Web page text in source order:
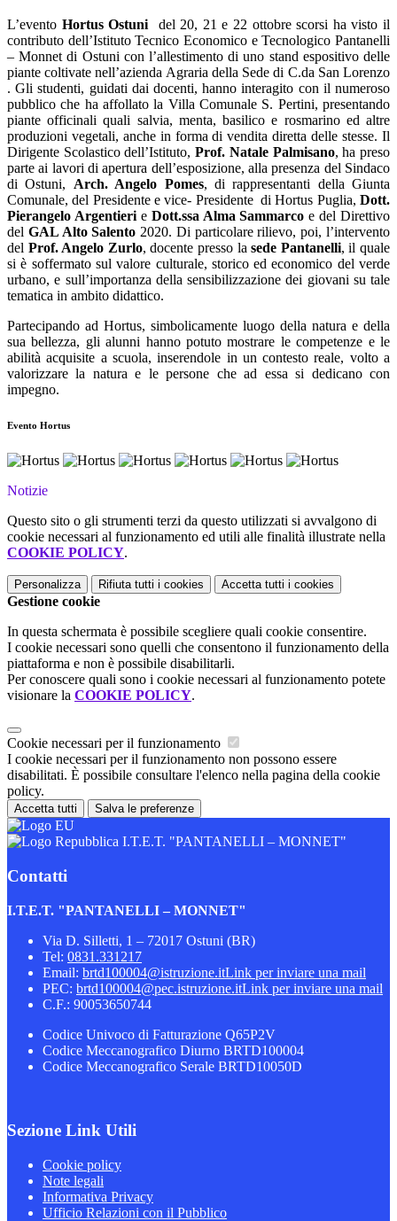
L’evento Hortus Ostuni
del 20, 21 e 22 ottobre scorsi ha visto il
contributo dell’Istituto Tecnico Economico e Tecnologico Pantanelli
– Monnet di Ostuni con l’allestimento di uno stand espositivo delle
piante coltivate nell’azienda Agraria della Sede di C.da San Lorenzo
. Gli studenti, guidati dai docenti, hanno interagito con il numeroso
pubblico che ha affollato la Villa Comunale S. Pertini, presentando
piante officinali quali salvia, menta, basilico e rosmarino ed altre
produzioni vegetali, anche in forma di vendita diretta delle stesse. Il
Dirigente Scolastico dell’Istituto,Prof. Natale Palmisano, ha preso
parte ai lavori di apertura dell’esposizione, alla presenza del Sindaco
di Ostuni, Arch. Angelo Pomes, di rappresentanti della Giunta
Comunale, del Presidente e vice- Presidente di Hortus Puglia,Dott.
Pierangelo Argentierie Dott.ssa Alma Sammarco e del Direttivo
del GAL Alto Salento 2020. Di particolare rilievo, poi, l’intervento
del Prof. Angelo Zurlo, docente presso lasede Pantanelli, il quale
si è soffermato sul valore culturale, storico ed economico del verde
urbano, e sull’importanza della sensibilizzazione dei giovani su tale
tematica in ambito didattico.
Partecipando ad Hortus, simbolicamente luogo della natura e della
sua bellezza, gli alunni hanno potuto mostrare le competenze e le
abilità acquisite a scuola, inserendole in un contesto reale, volto a
valorizzare la natura e le persone che ad essa si dedicano con
impegno.
Evento Hortus
Notizie
Questo sito o gli strumenti terzi da questo utilizzati si avvalgono di
cookie necessari al funzionamento ed utili alle finalità illustrate nella
COOKIE POLICY.
Personalizza Rifiuta tutti i cookies Accetta tutti i cookies
Gestione cookie
In questa schermata è possibile scegliere quali cookie consentire.
I cookie necessari sono quelli che consentono il funzionamento della
piattaforma e non è possibile disabilitarli.
Per conoscere quali sono i cookie necessari al funzionamento potete
visionare la COOKIE POLICY.
Cookie necessari per il funzionamento
I cookie necessari per il funzionamento non possono essere
disabilitati. È possibile consultare l'elenco nella pagina della cookie
policy.
Accetta tutti Salva le preferenze
I.T.E.T. "PANTANELLI – MONNET"
Contatti
I.T.E.T. "PANTANELLI – MONNET"
Via D. Silletti, 1 – 72017 Ostuni (BR)
Tel: 0831.331217
Email: brtd100004@istruzione.itLink per inviare una mail
PEC: brtd100004@pec.istruzione.itLink per inviare una mail
C.F.: 90053650744
Codice Univoco di Fatturazione Q65P2V
Codice Meccanografico Diurno BRTD100004
Codice Meccanografico Serale BRTD10050D
Sezione Link Utili
Cookie policy
Note legali
Informativa Privacy
Ufficio Relazioni con il Pubblico